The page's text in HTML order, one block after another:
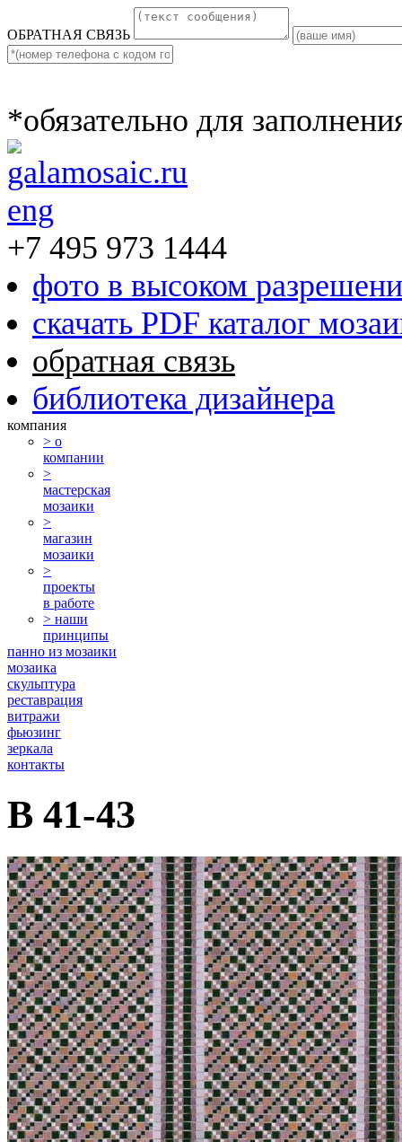
ОБРАТНАЯ СВЯЗЬ
*обязательно для
eng
+7 495 973 1444
фото в высоком
скачать PDF каталог
обратная связь
библиотека дизайнера
компания
> о
компании
>
мастерская
мозаики
>
магазин
мозаики
>
проекты
в работе
> наши
принципы
панно из мозаики
мозаика
скульптура
реставрация
витражи
фьюзинг
зеркала
контакты
B 41-43